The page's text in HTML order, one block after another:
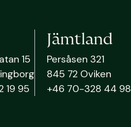
15
19 95
Jämtland
Persåsen 321
845 72 Oviken
+46 70-328 44 98